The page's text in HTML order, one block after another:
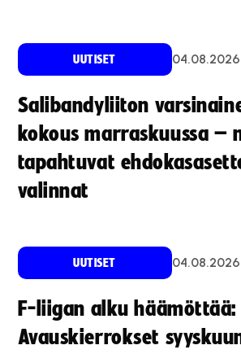
UUTISET 04.08.2026
Salibandyliiton
kokous marraskuussa –
tapahtuvat
valinnat
UUTISET 04.08.2026
F-liigan alku häämöttää:
Avauskierrokset